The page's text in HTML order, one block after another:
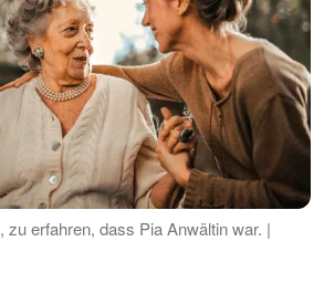
zu erfahren, dass Pia Anwältin war. |